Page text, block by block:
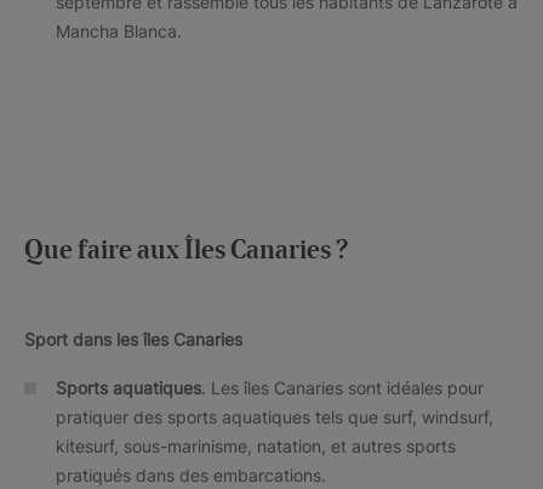
Mancha Blanca.
Que faire aux Îles Canaries ?
Sport dans les îles Canaries
Sports aquatiques. Les îles Canaries sont idéales pour
pratiquer des sports aquatiques tels que surf, windsurf,
kitesurf, sous-marinisme, natation, et autres sports
pratiqués dans des embarcations.